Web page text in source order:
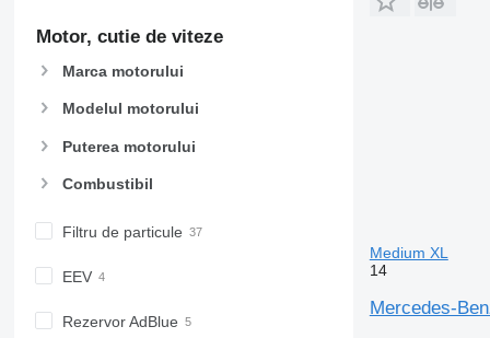
Motor, cutie de viteze
Marca motorului
Modelul motorului
Puterea motorului
Combustibil
Filtru de particule
EEV
Rezervor AdBlue
Medium XL
14
Mercedes-